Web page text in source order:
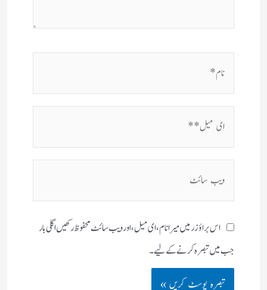
اس براؤزر میں میرا نام، ای میل، اور ویب سائٹ محفوظ رکھیں اگلی بار
جب میں تبصرہ کرنے کےلیے۔